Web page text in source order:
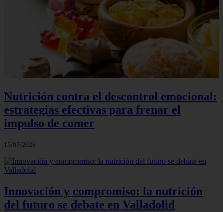
Nutrición contra el descontrol emocional:
estrategias efectivas para frenar el
impulso de comer
15/07/2026
Innovación y compromiso: la nutrición
del futuro se debate en Valladolid